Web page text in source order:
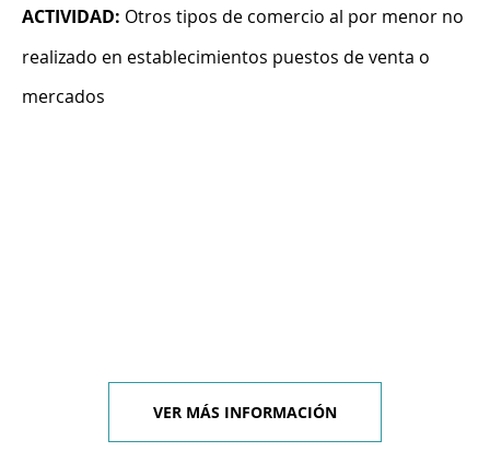
ACTIVIDAD: Otros tipos de comercio al por menor no
realizado en establecimientos puestos de venta o
mercados
VER MÁS INFORMACIÓN